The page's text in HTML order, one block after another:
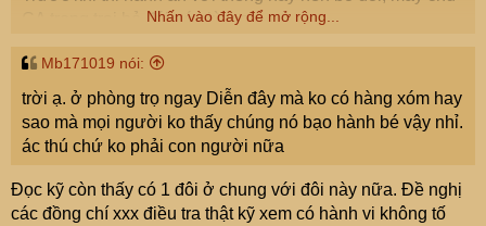
CA trong trại bỏ đói nó giùm e .
Nhấn vào đây để mở rộng...
Mb171019 nói:
trời ạ. ở phòng trọ ngay Diễn đây mà ko có hàng xóm hay
sao mà mọi người ko thấy chúng nó bạo hành bé vậy nhỉ.
ác thú chứ ko phải con người nữa
Đọc kỹ còn thấy có 1 đôi ở chung với đôi này nữa. Đề nghị
các đồng chí xxx điều tra thật kỹ xem có hành vi không tố